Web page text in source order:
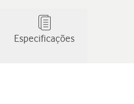
Especificações